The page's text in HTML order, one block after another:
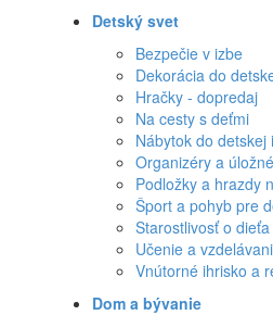
Detský svet
Bezpečie v izbe
Dekorácia do
Hračky - dopredaj
Na cesty s deťmi
Nábytok do detskej
Organizéry a
Podložky a hrazdy
Šport a pohyb pre
Starostlivosť o dieťa
Učenie a
Vnútorné ihrisko a
Dom a bývanie